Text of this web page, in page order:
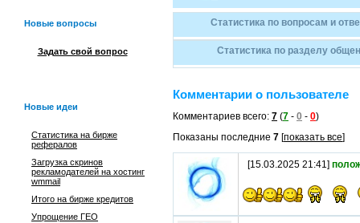
Новые вопросы
Задать свой вопрос
Новые идеи
Статистика на бирже
рефералов
Загрузка скринов
рекламодателей на хостинг
wmmail
Итого на бирже кредитов
Упрощение ГЕО
Статистика по вопросам и
Статистика по разделу
Комментарии о пользователе
Комментариев всего: 7 (7 - 0 - 0)
Показаны последние 7 [показать все]
[15.03.2025 21:41]